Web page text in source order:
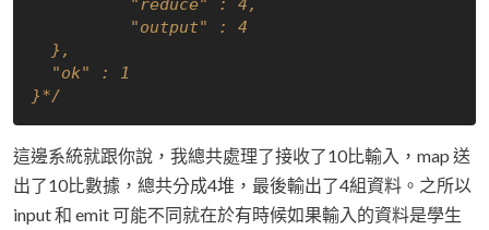
}*/
這邊系統就跟你說，我總共處理了接收了10比輸入，map 送
出了10比數據，總共分成4堆，最後輸出了4組資料。之所以
input 和 emit 可能不同就在於有時候如果輸入的資料是學生